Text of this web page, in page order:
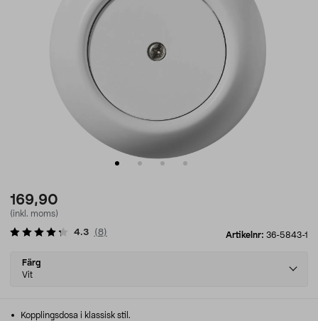
169,90
(inkl. moms)
Artikelnr: 36-5843-1
4.3 (8)
Select
variant
Färg
Vit
Kopplingsdosa i klassisk stil.